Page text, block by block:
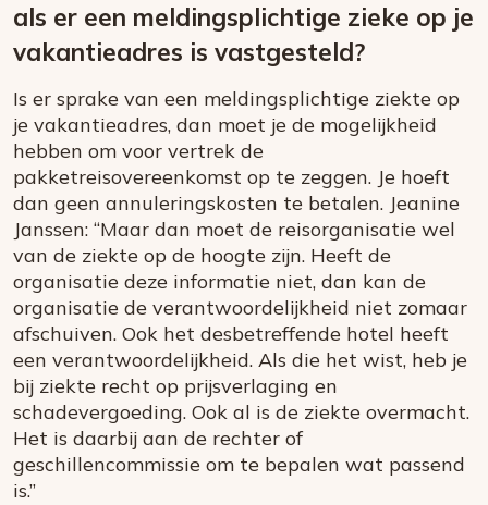
als er een meldingsplichtige zieke op je
vakantieadres is vastgesteld?
Is er sprake van een meldingsplichtige ziekte op
je vakantieadres, dan moet je de mogelijkheid
hebben om voor vertrek de
pakketreisovereenkomst op te zeggen. Je hoeft
dan geen annuleringskosten te betalen. Jeanine
Janssen: “Maar dan moet de reisorganisatie wel
van de ziekte op de hoogte zijn. Heeft de
organisatie deze informatie niet, dan kan de
organisatie de verantwoordelijkheid niet zomaar
afschuiven. Ook het desbetreffende hotel heeft
een verantwoordelijkheid. Als die het wist, heb je
bij ziekte recht op prijsverlaging en
schadevergoeding. Ook al is de ziekte overmacht.
Het is daarbij aan de rechter of
geschillencommissie om te bepalen wat passend
is.”